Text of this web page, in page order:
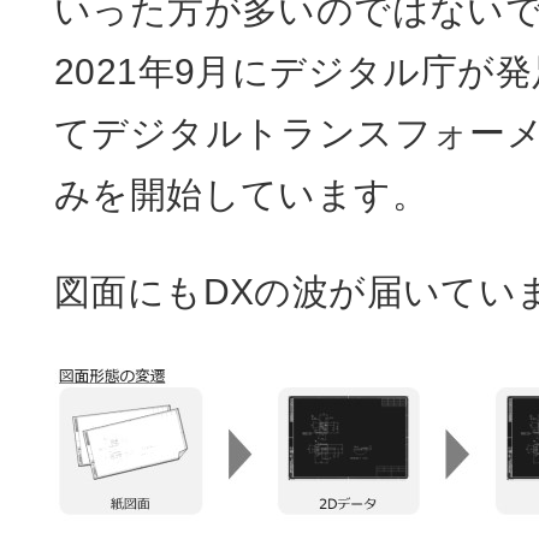
いった方が多いのではない
2021年9月にデジタル庁が
てデジタルトランスフォー
みを開始しています。
図面にもDXの波が届いてい